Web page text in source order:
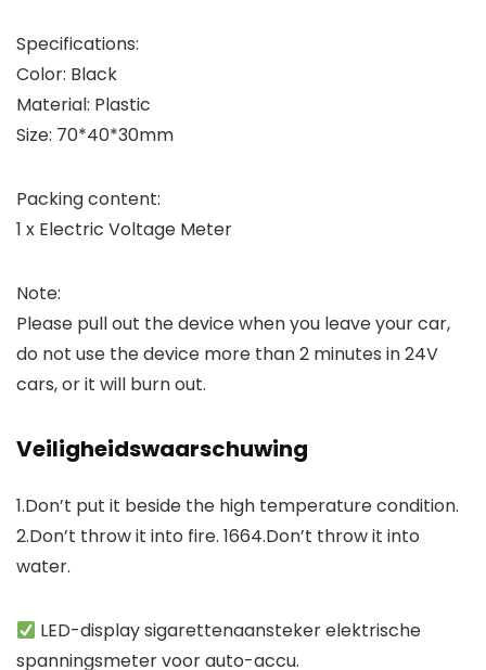
Specifications:
Color: Black
Material: Plastic
Size: 70*40*30mm
Packing content:
1 x Electric Voltage Meter
Note:
Please pull out the device when you leave your car,
do not use the device more than 2 minutes in 24V
cars, or it will burn out.
Veiligheidswaarschuwing
1.Don’t put it beside the high temperature condition.
2.Don’t throw it into fire. 1664.Don’t throw it into
water.
LED-display sigarettenaansteker elektrische
spanningsmeter voor auto-accu.